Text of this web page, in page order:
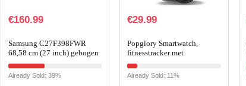
€160.99
Samsung C27F398FWR
68,58 cm (27 inch) gebogen
monitor (HDMI, DisplayPort,
4ms, 1920 x 1080 pixels)
Already Sold: 39%
€29.99
Popglory Smartwatch,
fitnesstracker met
bloeddrukmeting,
fitnesshorloge met
hartslagmeter, slaapmonitor,
Already Sold: 11%